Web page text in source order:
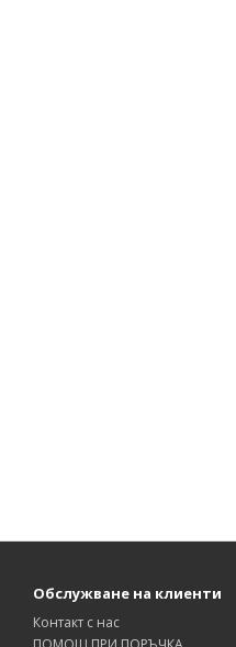
Обслужване на клиенти
Контакт с нас